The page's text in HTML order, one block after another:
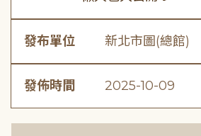
發布單位 新北市圖(總館)
發佈時間 2025-10-09